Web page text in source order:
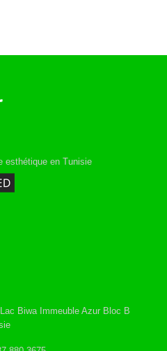
esthétique en Tunisie
Biwa Immeuble Azur Bloc B